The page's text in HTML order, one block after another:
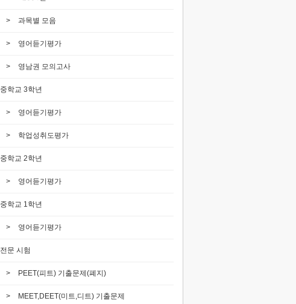
과목별 모음
영어듣기평가
영남권 모의고사
중학교 3학년
영어듣기평가
학업성취도평가
중학교 2학년
영어듣기평가
중학교 1학년
영어듣기평가
전문 시험
PEET(피트) 기출문제(폐지)
MEET,DEET(미트,디트) 기출문제